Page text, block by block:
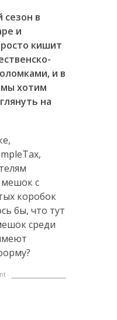
сезон в
и
кишит
и в
хотим
на
мешок с
коробок
бы, что тут
среди